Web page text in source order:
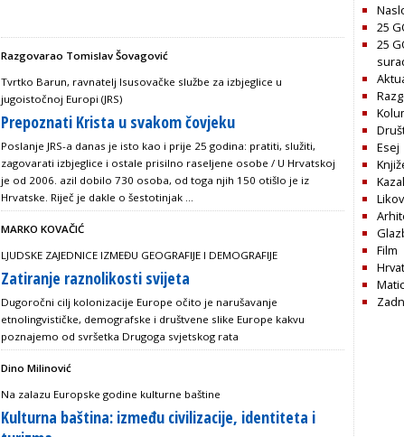
Razgovarao Tomislav Šovagović
Tvrtko Barun, ravnatelj Isusovačke službe za izbjeglice u
jugoistočnoj Europi (JRS)
Prepoznati Krista u svakom čovjeku
Poslanje JRS-a danas je isto kao i prije 25 godina: pratiti, služiti,
zagovarati izbjeglice i ostale prisilno raseljene osobe / U Hrvatskoj
je od 2006. azil dobilo 730 osoba, od toga njih 150 otišlo je iz
Hrvatske. Riječ je dakle o šestotinjak ...
MARKO KOVAČIĆ
LJUDSKE ZAJEDNICE IZMEĐU GEOGRAFIJE I DEMOGRAFIJE
Zatiranje raznolikosti svijeta
Dugoročni cilj kolonizacije Europe očito je narušavanje
etnolingvističke, demografske i društvene slike Europe kakvu
poznajemo od svršetka Drugoga svjetskog rata
Dino Milinović
Na zalazu Europske godine kulturne baštine
Kulturna baština: između civilizacije, identiteta i
25
25
Esej
Film